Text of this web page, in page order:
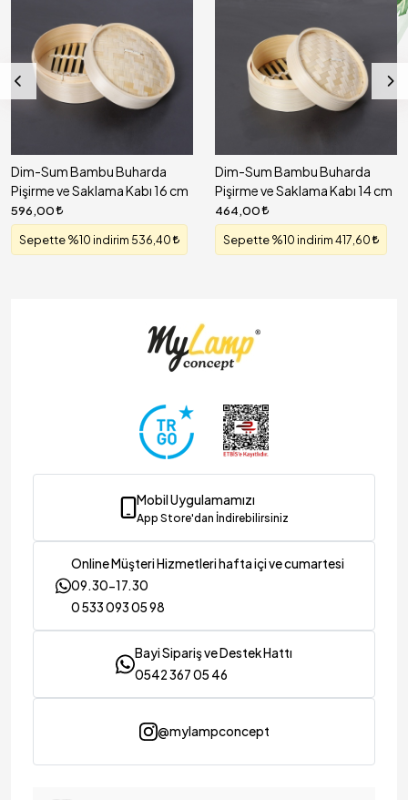
Dim-Sum Bambu Buharda
Pişirme ve Saklama Kabı 16 cm
596,00
Sepette %10 indirim 536,40
Dim-Sum Bambu Buharda
Pişirme ve Saklama Kabı 14 cm
464,00
Sepette %10 indirim 417,60
Mobil Uygulamamızı
App Store'dan İndirebilirsiniz
Online Müşteri Hizmetleri hafta içi ve cumartesi
09.30-17.30
0 533 093 05 98
Bayi Sipariş ve Destek Hattı
0542 367 05 46
@mylampconcept